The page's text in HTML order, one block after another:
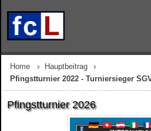
Home
Hauptbeitrag
Pfingstturnier 2022 - Turniersieger
Pfingstturnier 2026